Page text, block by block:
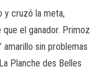
y cruzó la meta,
el ganador. Primoz
amarillo sin problemas
Planche des Belles